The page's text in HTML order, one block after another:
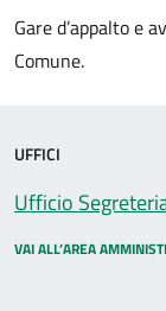
Gare d’appalto e
Comune.
UFFICI
Ufficio
VAI ALL’AREA